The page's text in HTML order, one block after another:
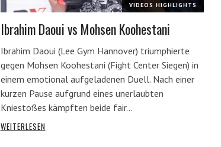
VIDEOS HIGHLIGHTS
Ibrahim Daoui vs Mohsen Koohestani
Ibrahim Daoui (Lee Gym Hannover) triumphierte
gegen Mohsen Koohestani (Fight Center Siegen) in
einem emotional aufgeladenen Duell. Nach einer
kurzen Pause aufgrund eines unerlaubten
Kniestoßes kämpften beide fair…
WEITERLESEN